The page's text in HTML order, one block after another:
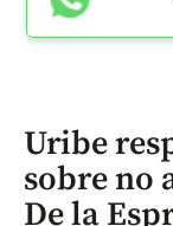
Uribe
sobre no
De la